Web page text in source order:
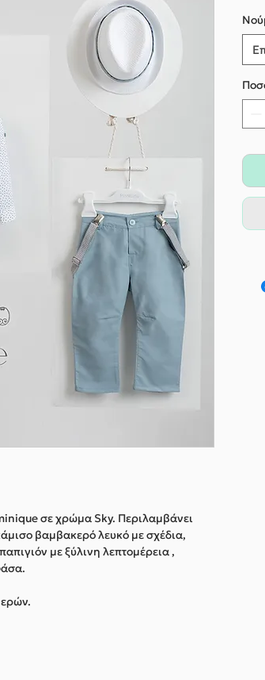
σε χρώμα Sky. Περιλαμβάνει
βαμβακερό λευκό με σχέδια,
με ξύλινη λεπτομέρεια ,